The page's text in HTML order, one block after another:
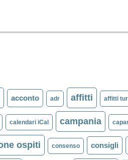
acconto adr affitti affitti
calendari iCal campania
ospiti consenso consigli